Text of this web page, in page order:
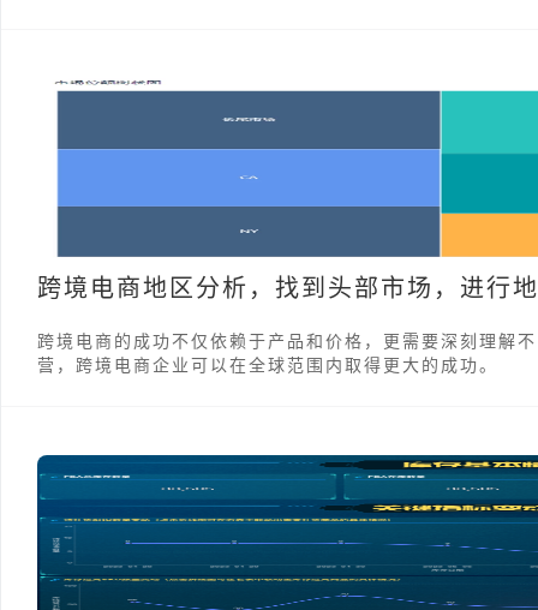
跨境电商地区分析，找到头部市场，进行
跨境电商的成功不仅依赖于产品和价格，更需要深刻理解
营，跨境电商企业可以在全球范围内取得更大的成功。